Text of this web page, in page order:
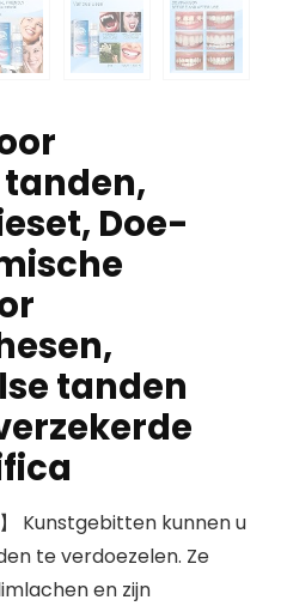
Doe-
tanden
Kunstgebitten kunnen u
te verdoezelen. Ze
en zijn